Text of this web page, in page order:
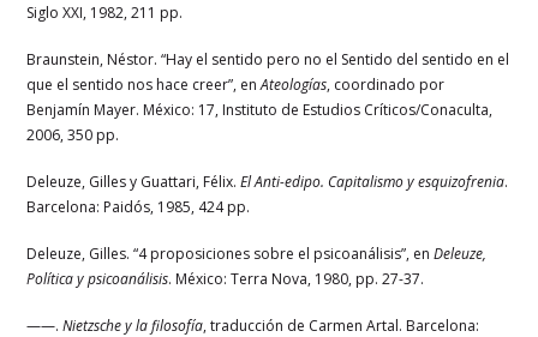
Siglo XXI, 1982, 211 pp.
Braunstein, Néstor. “Hay el sentido pero no el Sentido del sentido en el
que el sentido nos hace creer”, enAteologías, coordinado por
Benjamín Mayer. México: 17, Instituto de Estudios Críticos/Conaculta,
2006, 350 pp.
Deleuze, Gilles y Guattari, Félix.El Anti-edipo. Capitalismo y esquizofrenia.
Barcelona: Paidós, 1985, 424 pp.
Deleuze, Gilles. “4 proposiciones sobre el psicoanálisis”, enDeleuze,
Política y psicoanálisis. México: Terra Nova, 1980, pp. 27-37.
——. Nietzsche y la filosofía, traducción de Carmen Artal. Barcelona: